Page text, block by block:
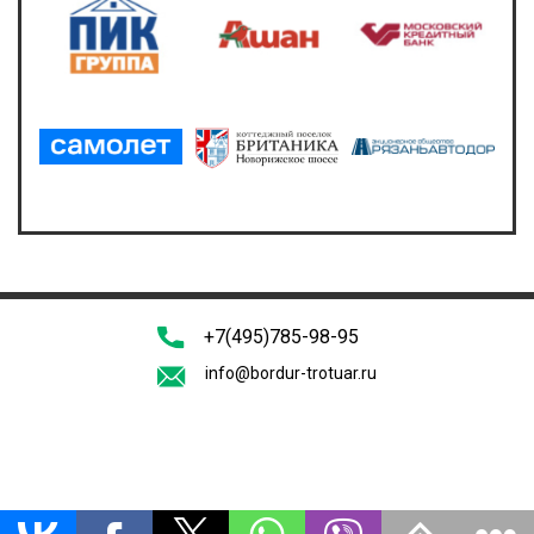
+7(495)785-98-95
info@bordur-trotuar.ru